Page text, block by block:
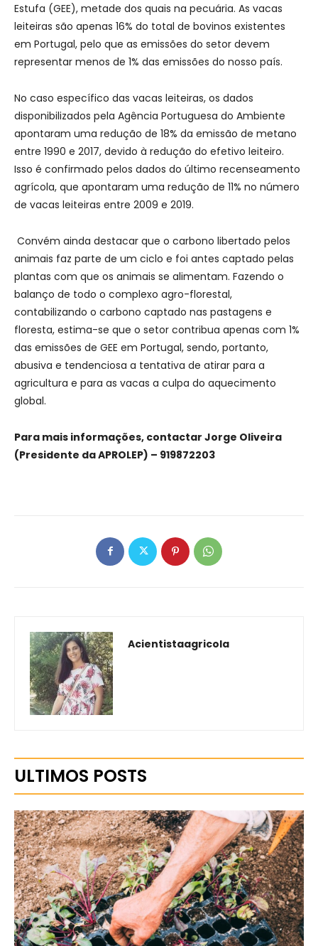
Estufa (GEE), metade dos quais na pecuária. As vacas
leiteiras são apenas 16% do total de bovinos existentes
em Portugal, pelo que as emissões do setor devem
representar menos de 1% das emissões do nosso país.
No caso específico das vacas leiteiras, os dados
disponibilizados pela Agência Portuguesa do Ambiente
apontaram uma redução de 18% da emissão de metano
entre 1990 e 2017, devido à redução do efetivo leiteiro.
Isso é confirmado pelos dados do último recenseamento
agrícola, que apontaram uma redução de 11% no número
de vacas leiteiras entre 2009 e 2019.
Convém ainda destacar que o carbono libertado pelos
animais faz parte de um ciclo e foi antes captado pelas
plantas com que os animais se alimentam. Fazendo o
balanço de todo o complexo agro-florestal,
contabilizando o carbono captado nas pastagens e
floresta, estima-se que o setor contribua apenas com 1%
das emissões de GEE em Portugal, sendo, portanto,
abusiva e tendenciosa a tentativa de atirar para a
agricultura e para as vacas a culpa do aquecimento
global.
Para mais informações, contactar Jorge Oliveira
(Presidente da APROLEP) – 919872203
Acientistaagricola
ULTIMOS POSTS